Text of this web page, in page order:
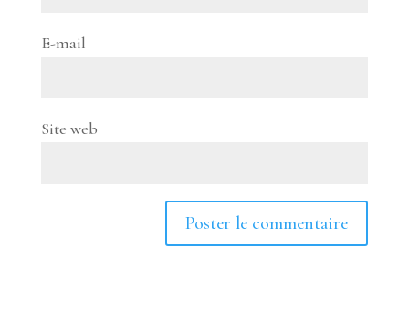
E-mail
Site web